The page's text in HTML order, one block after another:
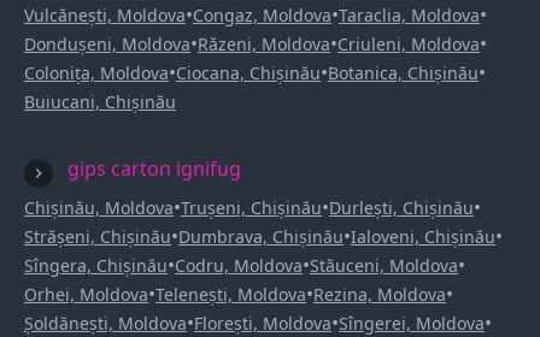
Vulcănești, Moldova•Congaz, Moldova•Taraclia, Moldova•
Dondușeni, Moldova•Răzeni, Moldova•Criuleni, Moldova•
Colonița, Moldova•Ciocana, Chișinău•Botanica, Chișinău•
Buiucani, Chișinău
gips carton ignifug
Chișinău, Moldova•Trușeni, Chișinău•Durlești, Chișinău•
Strășeni, Chișinău•Dumbrava, Chișinău•Ialoveni, Chișinău•
Sîngera, Chișinău•Codru, Moldova•Stăuceni, Moldova•
Orhei, Moldova•Telenești, Moldova•Rezina, Moldova•
Șoldănești, Moldova•Florești, Moldova•Sîngerei, Moldova•